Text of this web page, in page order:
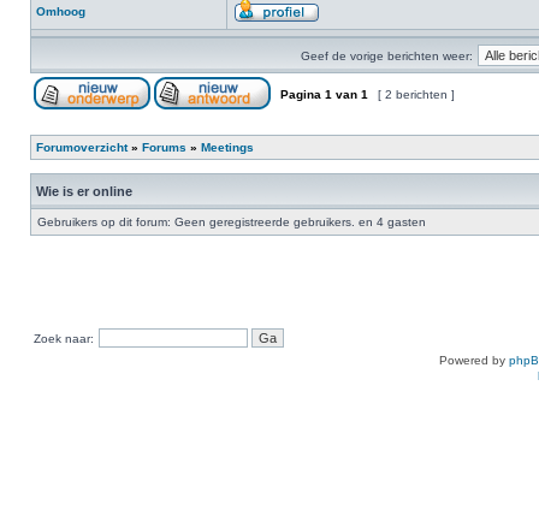
Omhoog
Geef de vorige berichten weer:
Pagina 1 van 1 [ 2 berichten ]
Forumoverzicht» Forums » Meetings
Wie is er online
Gebruikers op dit forum: Geen geregistreerde gebruikers. en 4 gasten
Zoek naar:
Powered by